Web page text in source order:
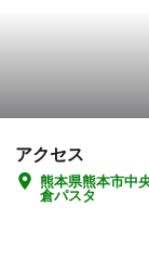
アクセス
熊本県熊本市中
倉パスタ